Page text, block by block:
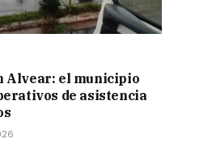
Alvear: el municipio
de asistencia